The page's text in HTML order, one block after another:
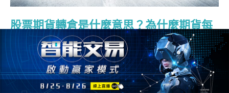
股票期貨轉倉是什麼意思？為什麼期貨每
1個月都會結算？股票期貨有什麼優勢？
2024/11/06 760人 股票期貨轉倉
股票期貨轉倉 01. 股票期貨轉倉是什麼？ 股票期貨轉
倉是什麼意思？股票期貨轉倉是在期貨交易裡面的一種